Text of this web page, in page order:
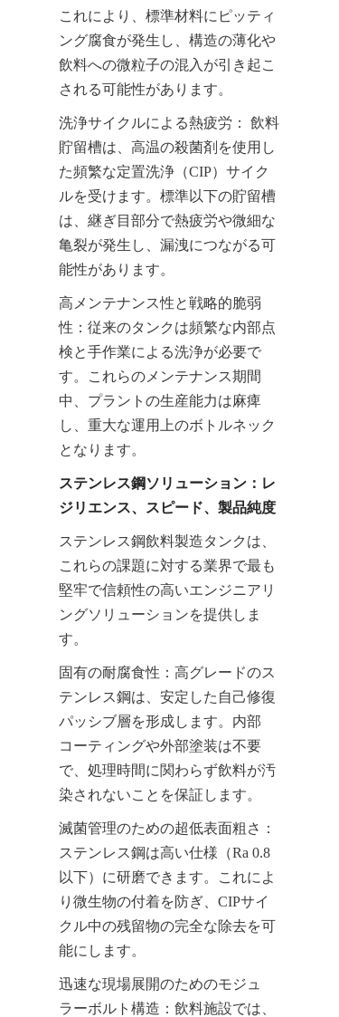
これにより、標準材料にピッティ
ング腐食が発生し、構造の薄化や
飲料への微粒子の混入が引き起こ
される可能性があります。
洗浄サイクルによる熱疲労： 飲料
貯留槽は、高温の殺菌剤を使用し
た頻繁な定置洗浄（CIP）サイク
ルを受けます。標準以下の貯留槽
は、継ぎ目部分で熱疲労や微細な
亀裂が発生し、漏洩につながる可
能性があります。
高メンテナンス性と戦略的脆弱
性：従来のタンクは頻繁な内部点
検と手作業による洗浄が必要で
す。これらのメンテナンス期間
中、プラントの生産能力は麻痺
し、重大な運用上のボトルネック
となります。
ステンレス鋼ソリューション：レ
ジリエンス、スピード、製品純度
ステンレス鋼飲料製造タンクは、
これらの課題に対する業界で最も
堅牢で信頼性の高いエンジニアリ
ングソリューションを提供しま
す。
固有の耐腐食性：高グレードのス
テンレス鋼は、安定した自己修復
パッシブ層を形成します。内部
コーティングや外部塗装は不要
で、処理時間に関わらず飲料が汚
染されないことを保証します。
滅菌管理のための超低表面粗さ：
ステンレス鋼は高い仕様（Ra 0.8
以下）に研磨できます。これによ
り微生物の付着を防ぎ、CIPサイ
クル中の残留物の完全な除去を可
能にします。
迅速な現場展開のためのモジュ
ラーボルト構造：飲料施設では、